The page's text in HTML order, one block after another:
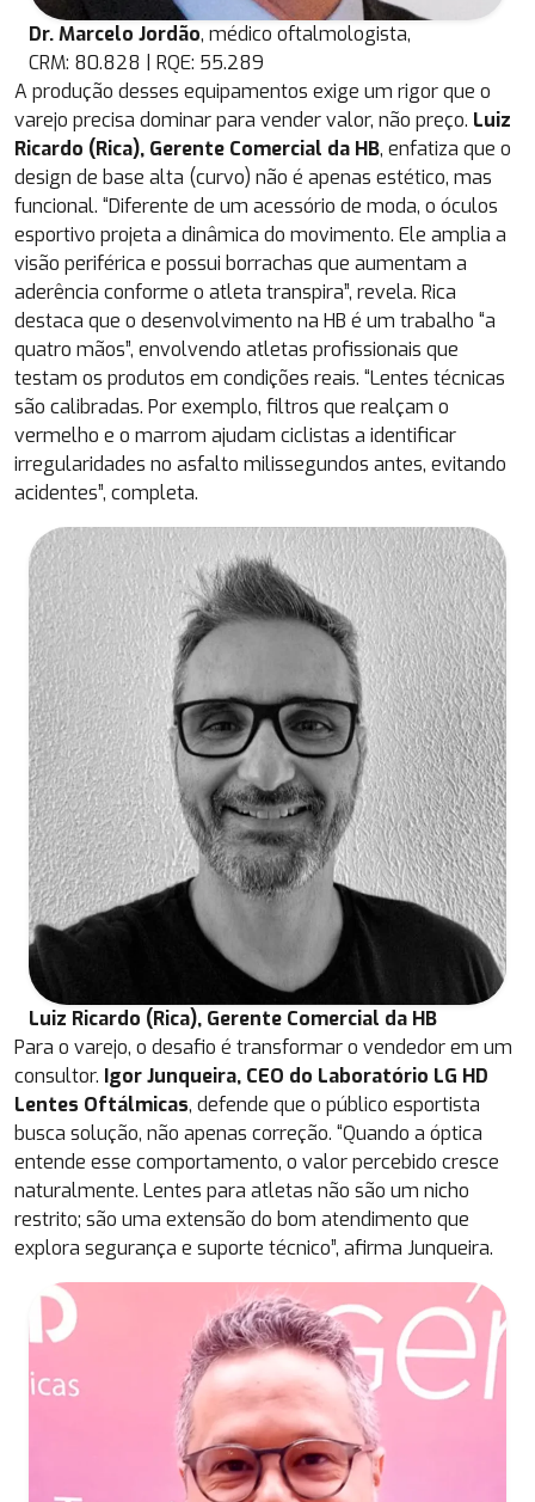
Dr. Marcelo Jordão, médico oftalmologista,
CRM: 80.828 | RQE: 55.289
A produção desses equipamentos exige um rigor que o
varejo precisa dominar para vender valor, não preço. Luiz
Ricardo (Rica), Gerente Comercial da HB, enfatiza que o
design de base alta (curvo) não é apenas estético, mas
funcional. “Diferente de um acessório de moda, o óculos
esportivo projeta a dinâmica do movimento. Ele amplia a
visão periférica e possui borrachas que aumentam a
aderência conforme o atleta transpira”, revela. Rica
destaca que o desenvolvimento na HB é um trabalho “a
quatro mãos”, envolvendo atletas profissionais que
testam os produtos em condições reais. “Lentes técnicas
são calibradas. Por exemplo, filtros que realçam o
vermelho e o marrom ajudam ciclistas a identificar
irregularidades no asfalto milissegundos antes, evitando
acidentes”, completa.
Luiz Ricardo (Rica), Gerente Comercial da HB
Para o varejo, o desafio é transformar o vendedor em um
consultor. Igor Junqueira, CEO do Laboratório LG HD
Lentes Oftálmicas, defende que o público esportista
busca solução, não apenas correção. “Quando a óptica
entende esse comportamento, o valor percebido cresce
naturalmente. Lentes para atletas não são um nicho
restrito; são uma extensão do bom atendimento que
explora segurança e suporte técnico”, afirma Junqueira.